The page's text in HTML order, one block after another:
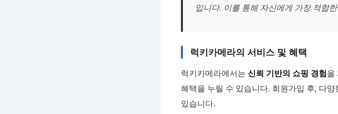
입니다. 이를 통해 자신에게 가장 적합
럭키카메라의 서비스 및 혜택
럭키카메라에서는 신뢰 기반의 쇼핑 경험을
혜택을 누릴 수 있습니다. 회원가입 후, 다
있습니다.